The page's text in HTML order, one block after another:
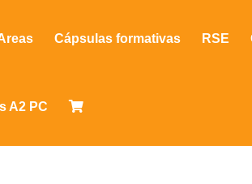
Cápsulas formativas RSE
A2 PC